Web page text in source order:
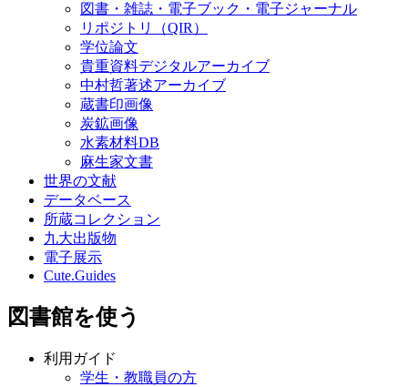
図書・雑誌・電子ブック・電子ジャーナル
リポジトリ（QIR）
学位論文
貴重資料デジタルアーカイブ
中村哲著述アーカイブ
蔵書印画像
炭鉱画像
水素材料DB
麻生家文書
世界の文献
データベース
所蔵コレクション
九大出版物
電子展示
Cute.Guides
図書館を使う
利用ガイド
学生・教職員の方